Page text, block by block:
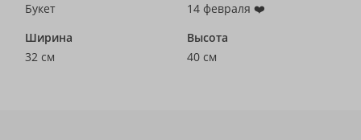
Букет
14 февраля ❤️
Ширина
32 см
Высота
40 см